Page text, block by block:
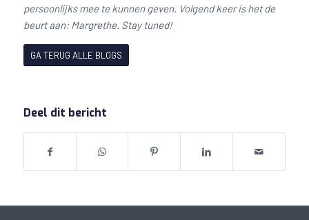
persoonlijks mee te kunnen geven. Volgend keer is het de
beurt aan: Margrethe. Stay tuned!
GA TERUG ALLE BLOGS
Deel dit bericht